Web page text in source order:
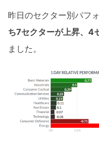
昨日のセクター別パフ
ち7セクターが上昇、4
ました。